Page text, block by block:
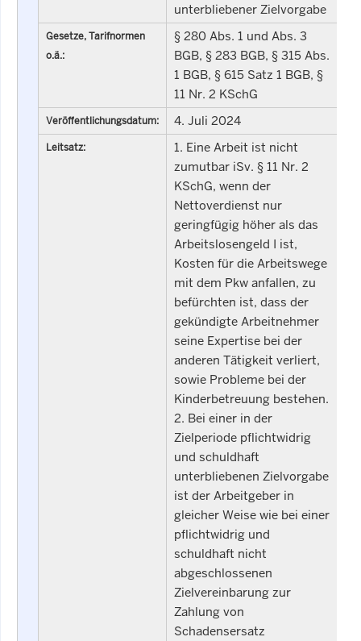
unterbliebener Zielvorgabe
Gesetze, Tarifnormen
o.ä.:
§ 280 Abs. 1 und Abs. 3
BGB, § 283 BGB, § 315 Abs.
1 BGB, § 615 Satz 1 BGB, §
11 Nr. 2 KSchG
Veröffentlichungsdatum: 4. Juli 2024
Leitsatz:
1. Eine Arbeit ist nicht
zumutbar iSv. § 11 Nr. 2
KSchG, wenn der
Nettoverdienst nur
geringfügig höher als das
Arbeitslosengeld I ist,
Kosten für die Arbeitswege
mit dem Pkw anfallen, zu
befürchten ist, dass der
gekündigte Arbeitnehmer
seine Expertise bei der
anderen Tätigkeit verliert,
sowie Probleme bei der
Kinderbetreuung bestehen.
2. Bei einer in der
Zielperiode pflichtwidrig
und schuldhaft
unterbliebenen Zielvorgabe
ist der Arbeitgeber in
gleicher Weise wie bei einer
pflichtwidrig und
schuldhaft nicht
abgeschlossenen
Zielvereinbarung zur
Zahlung von
Schadensersatz